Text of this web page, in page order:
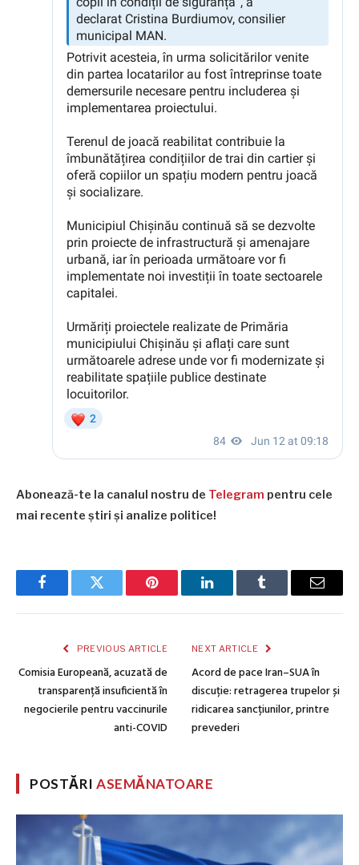
Abonează-te la canalul nostru de Telegram pentru cele
mai recente știri și analize politice!
FacebookTwitter Pinterest LinkedInTumblr Email
PREVIOUS ARTICLE
Comisia Europeană, acuzată de
transparență insuficientă în
negocierile pentru vaccinurile
anti-COVID
NEXT ARTICLE
Acord de pace Iran–SUA în
discuție: retragerea trupelor și
ridicarea sancțiunilor, printre
prevederi
POSTĂRIASEMĂNATOARE